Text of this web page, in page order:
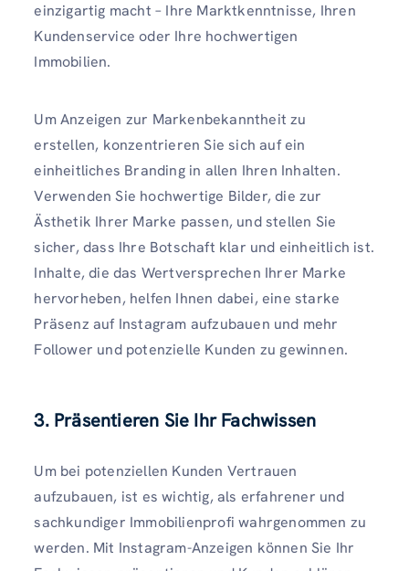
einzigartig macht – Ihre Marktkenntnisse, Ihren
Kundenservice oder Ihre hochwertigen
Immobilien.
Um Anzeigen zur Markenbekanntheit zu
erstellen, konzentrieren Sie sich auf ein
einheitliches Branding in allen Ihren Inhalten.
Verwenden Sie hochwertige Bilder, die zur
Ästhetik Ihrer Marke passen, und stellen Sie
sicher, dass Ihre Botschaft klar und einheitlich ist.
Inhalte, die das Wertversprechen Ihrer Marke
hervorheben, helfen Ihnen dabei, eine starke
Präsenz auf Instagram aufzubauen und mehr
Follower und potenzielle Kunden zu gewinnen.
3. Präsentieren Sie Ihr Fachwissen
Um bei potenziellen Kunden Vertrauen
aufzubauen, ist es wichtig, als erfahrener und
sachkundiger Immobilienprofi wahrgenommen zu
werden. Mit Instagram-Anzeigen können Sie Ihr